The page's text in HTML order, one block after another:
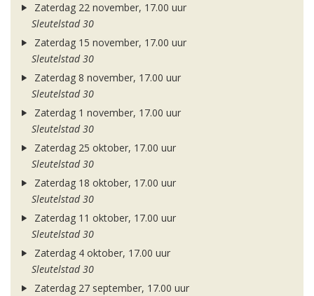
Zaterdag 22 november, 17.00 uur
Sleutelstad 30
Zaterdag 15 november, 17.00 uur
Sleutelstad 30
Zaterdag 8 november, 17.00 uur
Sleutelstad 30
Zaterdag 1 november, 17.00 uur
Sleutelstad 30
Zaterdag 25 oktober, 17.00 uur
Sleutelstad 30
Zaterdag 18 oktober, 17.00 uur
Sleutelstad 30
Zaterdag 11 oktober, 17.00 uur
Sleutelstad 30
Zaterdag 4 oktober, 17.00 uur
Sleutelstad 30
Zaterdag 27 september, 17.00 uur